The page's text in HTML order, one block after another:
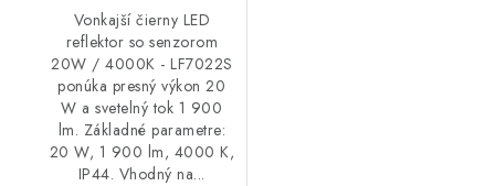
Vonkajší čierny LED
reflektor so senzorom
20W / 4000K - LF7022S
ponúka presný výkon 20
W a svetelný tok 1 900
lm. Základné parametre:
20 W, 1 900 lm, 4000 K,
IP44. Vhodný na...